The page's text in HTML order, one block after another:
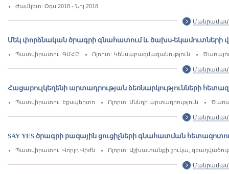
Ժամկետ: Օգս 2018 - Նոյ 2018
Մեկ փորձնական ծրագրի գնահատում և ծախս-եկամուտների
Պատվիրատու: ԳՄՀԸ Ոլորտ: Կենսաբազմազանություն
Հացաբուլկեղենի արտադրության ձեռնարկությունների
Պատվիրատու: Էքսպերտո Ոլորտ: Սննդի արտադրություն
SAY YES ծրագրի բազային ցուցիչների գնահատման
Պատվիրատու: Վորլդ Վիժն Ոլորտ: Աշխատանքի շուկա,